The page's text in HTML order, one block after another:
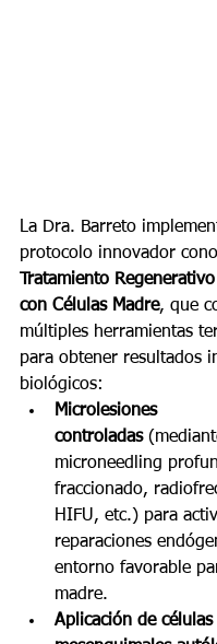
La Dra. Barreto
protocolo innovador
Tratamiento
con Células Madre, que
múltiples herramientas
para obtener resultados
biológicos:
Microlesiones
controladas
microneedling
fraccionado,
HIFU, etc.) para
reparaciones
entorno favorable
madre.
Aplicación de